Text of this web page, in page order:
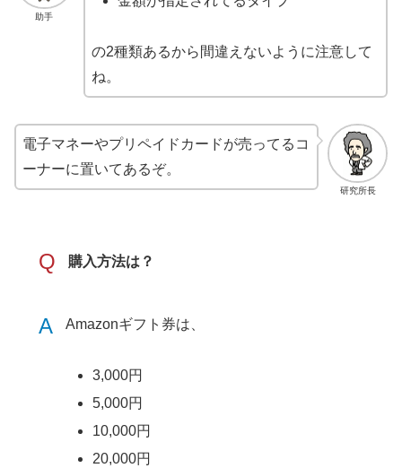
助手
の2種類あるから間違えないように注意して
ね。
研究所長
電子マネーやプリペイドカードが売ってるコ
ーナーに置いてあるぞ。
Q 購入方法は？
A Amazonギフト券は、
3,000円
5,000円
10,000円
20,000円